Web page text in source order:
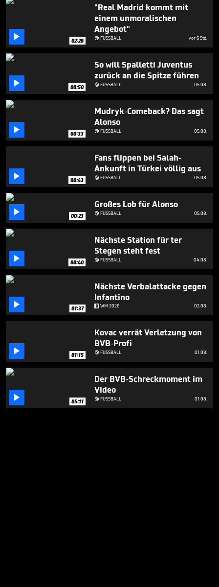
1
seconds
 02:26
"Real Madrid kommt mit
einem unmoralischen
Angebot"
FUSSBALL vor 6 Std.
 00:50
So will Spalletti Juventus
zurück an die Spitze führen
FUSSBALL 05.08.
 00:33
Mudryk-Comeback? Das sagt
Alonso
FUSSBALL 05.08.
 00:43
Fans flippen bei Salah-
Ankunft in Türkei völlig aus
FUSSBALL 05.08.
 00:23
Großes Lob für Alonso
FUSSBALL 05.08.
 00:40
Nächste Station für ter
Stegen steht fest
FUSSBALL 04.08.
 01:37
Nächste Verbalattacke gegen
Infantino
WM 2026 02.08.
 01:15
Kovac verrät Verletzung von
BVB-Profi
FUSSBALL 01.08.
 05:11
Der BVB-Schreckmoment im
Video
FUSSBALL 01.08.